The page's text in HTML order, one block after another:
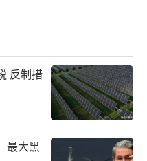
反制措
最大黑